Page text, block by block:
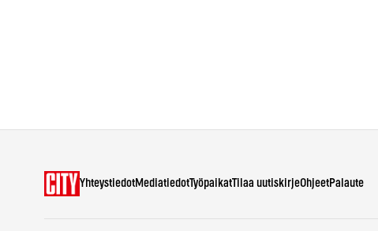
YhteystiedotMediatiedotTyöpaikatTilaa uutiskirjeOhjeetPalaute